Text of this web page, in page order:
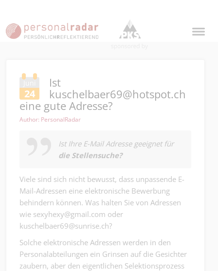
Juni
24
Ist
kuschelbaer69@hotspot.ch
eine gute Adresse?
Author: PersonalRadar
Ist Ihre E-Mail Adresse geeignet für
die Stellensuche?
Viele sind sich nicht bewusst, dass unpassende E-
Mail-Adressen eine elektronische Bewerbung
behindern können. Was halten Sie von Adressen
wie sexyhexy@gmail.com oder
kuschelbaer69@sunrise.ch?
Solche elektronische Adressen werden in den
Personalabteilungen ein Grinsen auf die Gesichter
zaubern, aber den eigentlichen Selektionsprozess